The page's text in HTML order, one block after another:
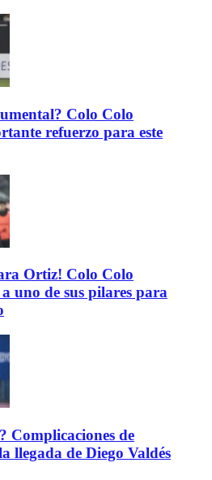
Colo Colo
refuerzo para este
Ortiz! Colo Colo
uno de sus pilares para
Complicaciones de
llegada de Diego Valdés